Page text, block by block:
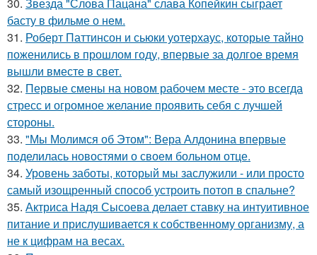
30. Звезда "Слова Пацана" слава Копейкин сыграет
басту в фильме о нем.
31. Роберт Паттинсон и сьюки уотерхаус, которые тайно
поженились в прошлом году, впервые за долгое время
вышли вместе в свет.
32. Первые смены на новом рабочем месте - это всегда
стресс и огромное желание проявить себя с лучшей
стороны.
33. "Мы Молимся об Этом": Вера Алдонина впервые
поделилась новостями о своем больном отце.
34. Уровень заботы, который мы заслужили - или просто
самый изощренный способ устроить потоп в спальне?
35. Актриса Надя Сысоева делает ставку на интуитивное
питание и прислушивается к собственному организму, а
не к цифрам на весах.